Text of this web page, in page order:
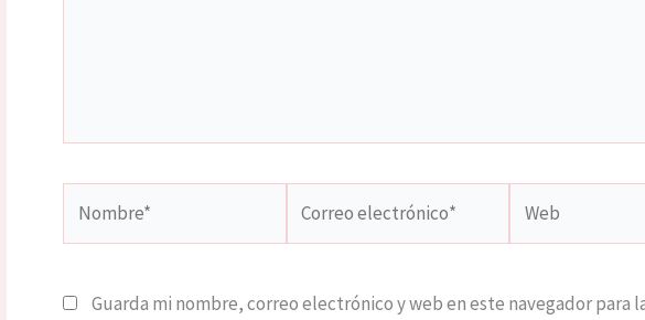
electrónico*
Guarda mi nombre, correo electrónico y web en este navegador para